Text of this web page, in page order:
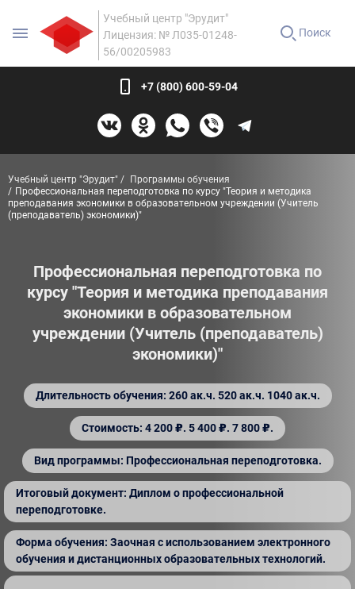
Учебный центр "Эрудит"
Лицензия: № Л035-01248-
56/00205983
Поиск
+7 (800) 600-59-04
Учебный центр "Эрудит"
Программы обучения
Профессиональная переподготовка по курсу "Теория и методика
преподавания экономики в образовательном учреждении (Учитель
(преподаватель) экономики)"
Профессиональная переподготовка по
курсу "Теория и методика преподавания
экономики в образовательном
учреждении (Учитель (преподаватель)
экономики)"
Длительность обучения: 260 ак.ч. 520 ак.ч. 1040 ак.ч.
Стоимость: 4 200 ₽. 5 400 ₽. 7 800 ₽.
Вид программы: Профессиональная переподготовка.
Итоговый документ: Диплом о профессиональной
переподготовке.
Форма обучения: Заочная с использованием электронного
обучения и дистанционных образовательных технологий.